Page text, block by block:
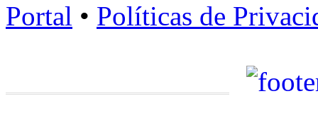
Portal • Políticas de